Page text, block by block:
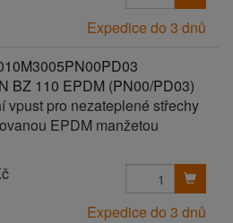
Expedice do 3 dnů
BZ 110 EPDM (PN00/PD03)
vpust pro nezateplené střechy
EPDM manžetou
Expedice do 3 dnů